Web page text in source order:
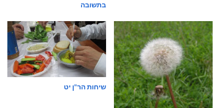
בתשובה
שיחות הר"ן יט